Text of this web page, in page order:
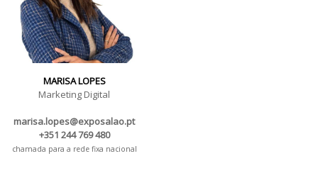
MARISA LOPES
Marketing Digital
marisa.lopes@exposalao.pt
+351 244 769 480
chamada para a rede fixa nacional